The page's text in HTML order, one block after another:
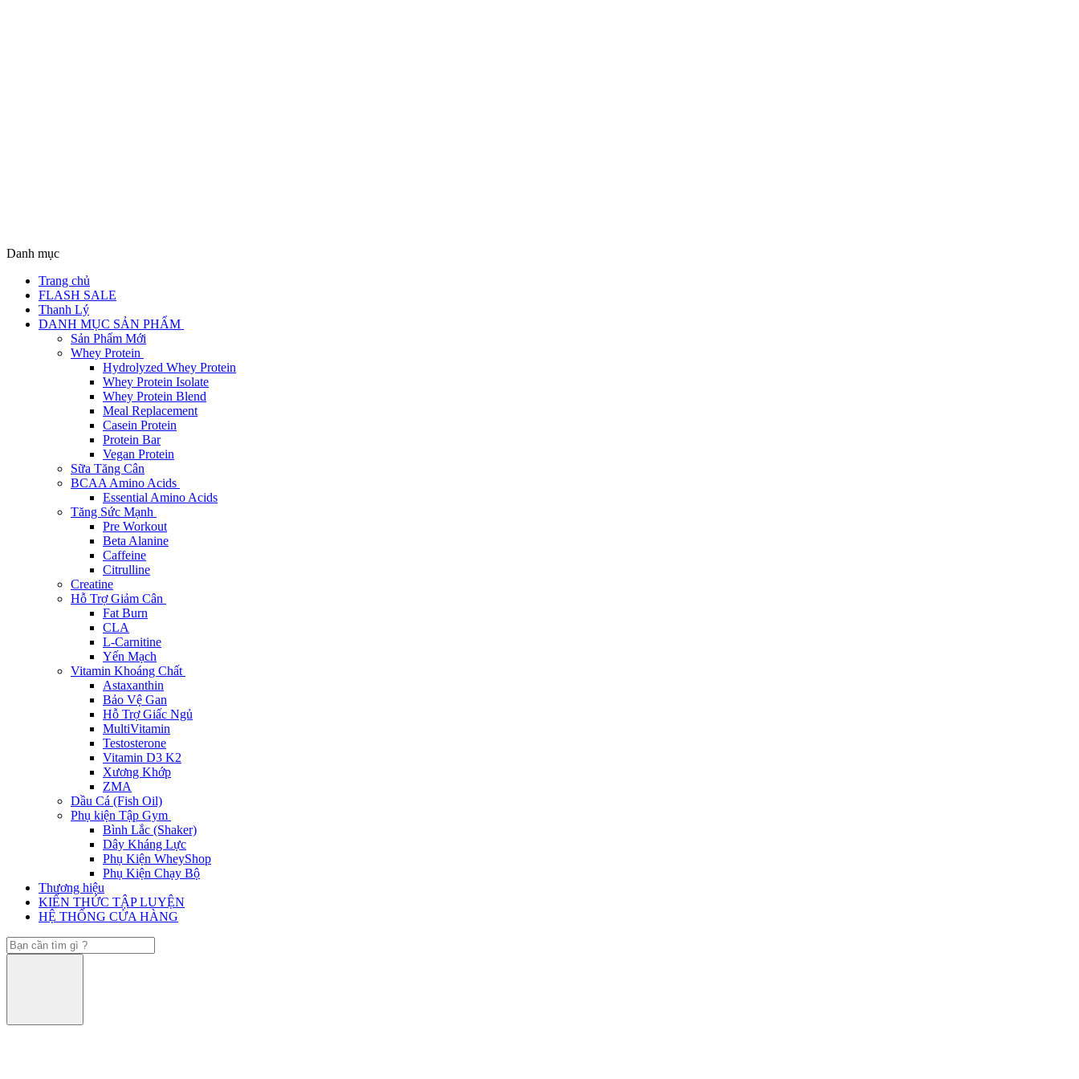
Danh mục
Trang chủ
FLASH SALE
Thanh Lý
DANH MỤC SẢN PHẨM
Sản Phẩm Mới
Whey Protein
Hydrolyzed Whey Protein
Whey Protein Isolate
Whey Protein Blend
Meal Replacement
Casein Protein
Protein Bar
Vegan Protein
Sữa Tăng Cân
BCAA Amino Acids
Essential Amino Acids
Tăng Sức Mạnh
Pre Workout
Beta Alanine
Caffeine
Citrulline
Creatine
Hỗ Trợ Giảm Cân
Fat Burn
CLA
L-Carnitine
Yến Mạch
Vitamin Khoáng Chất
Astaxanthin
Bảo Vệ Gan
Hỗ Trợ Giấc Ngủ
MultiVitamin
Testosterone
Vitamin D3 K2
Xương Khớp
ZMA
Dầu Cá (Fish Oil)
Phụ kiện Tập Gym
Bình Lắc (Shaker)
Dây Kháng Lực
Phụ Kiện WheyShop
Phụ Kiện Chạy Bộ
Thương hiệu
KIẾN THỨC TẬP LUYỆN
HỆ THỐNG CỬA HÀNG